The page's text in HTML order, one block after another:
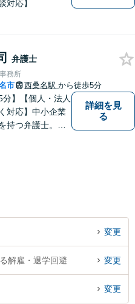
対応】
弁護士
務所
市 西桑名駅 から徒歩5分
分】【個人・法人
対応】中小企業
持つ弁護士。個
詳細を見
る
変更
解雇・退学回避 変更
変更